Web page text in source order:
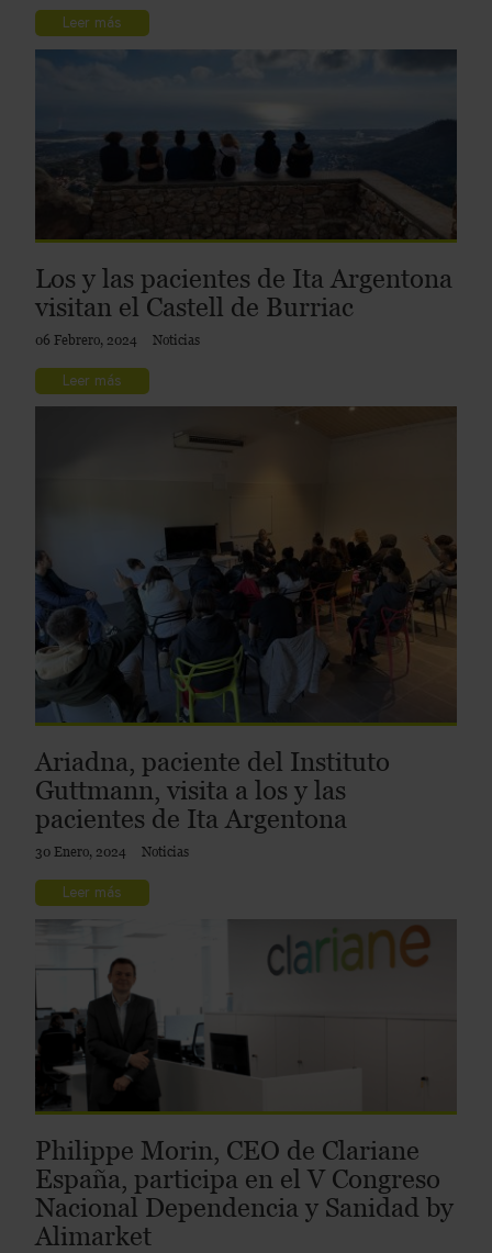
Leer más
Los y las pacientes de Ita Argentona
visitan el Castell de Burriac
06 Febrero, 2024 Noticias
Leer más
Ariadna, paciente del Instituto
Guttmann, visita a los y las
pacientes de Ita Argentona
30 Enero, 2024 Noticias
Leer más
Philippe Morin, CEO de Clariane
España, participa en el V Congreso
Nacional Dependencia y Sanidad by
Alimarket